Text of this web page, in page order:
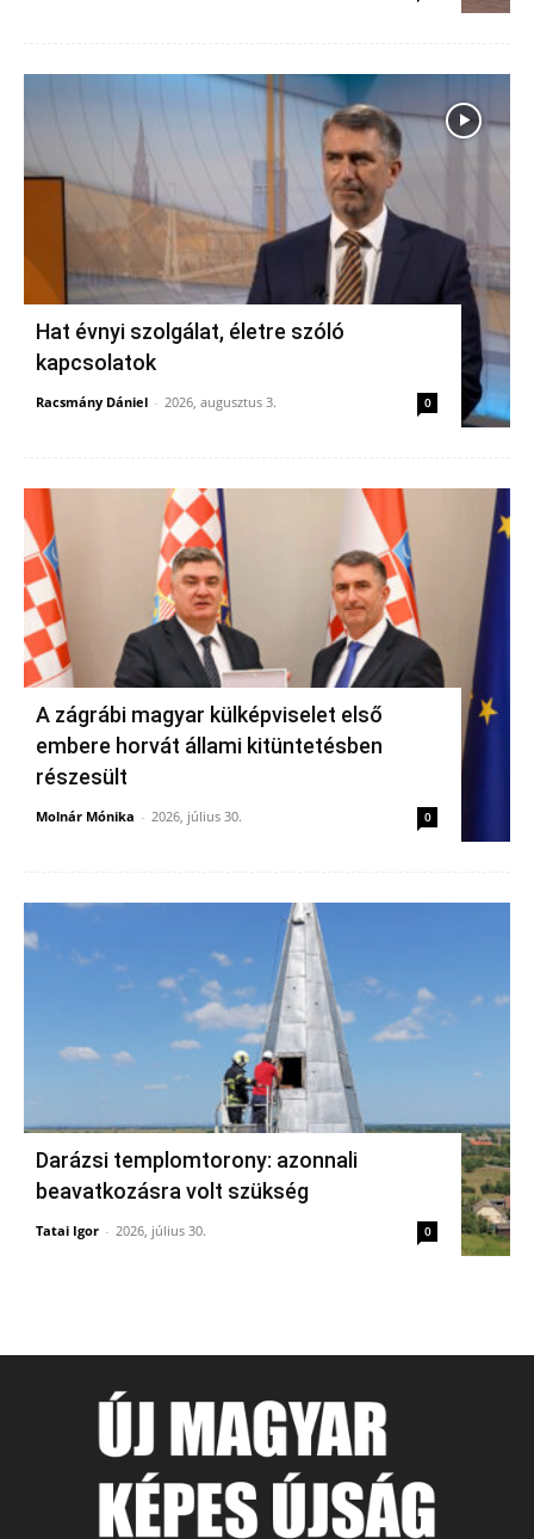
Hat évnyi szolgálat, életre szóló
kapcsolatok
Racsmány Dániel - 2026, augusztus 3. 0
A zágrábi magyar külképviselet első
embere horvát állami kitüntetésben
részesült
Molnár Mónika - 2026, július 30. 0
Darázsi templomtorony: azonnali
beavatkozásra volt szükség
Tatai Igor - 2026, július 30. 0